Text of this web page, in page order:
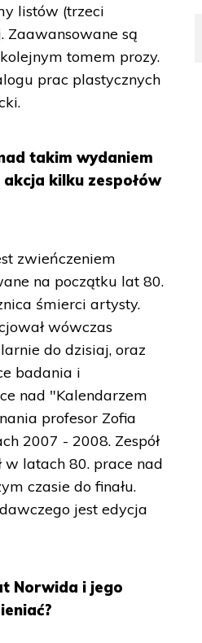
listów (trzeci
Zaawansowane są
tomem prozy.
prac plastycznych
takim wydaniem
kilku zespołów
zwieńczeniem
na początku lat 80.
śmierci artysty.
wówczas
do dzisiaj, oraz
badania i
nad "Kalendarzem
profesor Zofia
2007 - 2008. Zespół
w latach 80. prace nad
czasie do finału.
jest edycja
Norwida i jego